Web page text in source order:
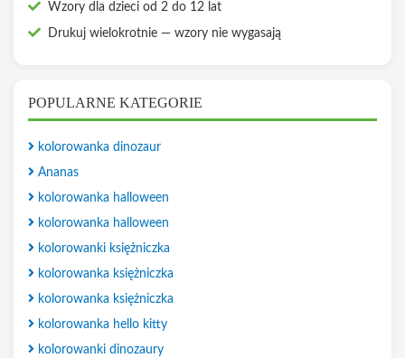
Wzory dla dzieci od 2 do 12 lat
Drukuj wielokrotnie — wzory nie wygasają
POPULARNE KATEGORIE
kolorowanka dinozaur
Ananas
kolorowanka halloween
kolorowanka halloween
kolorowanki księżniczka
kolorowanka księżniczka
kolorowanka księżniczka
kolorowanka hello kitty
kolorowanki dinozaury